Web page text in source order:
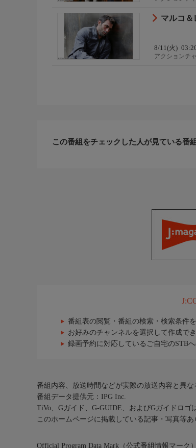
マルコ＆
8/11(火)
アクションチ
この番組をチェックした人が見ている番組
番組表の閲覧・番組の検索・検索条件
お好みのチャンネルを選択して作成で
録画予約に対応しているご自宅のSTB
番組内容、放送時間などが実際の放送内容と異な
番組データ提供元：IPG Inc.
TiVo、Gガイド、G-GUIDE、およびGガイドロゴ
このホームページに掲載している記事・写真等
Official Program Data Mark（公式番組情報マーク）